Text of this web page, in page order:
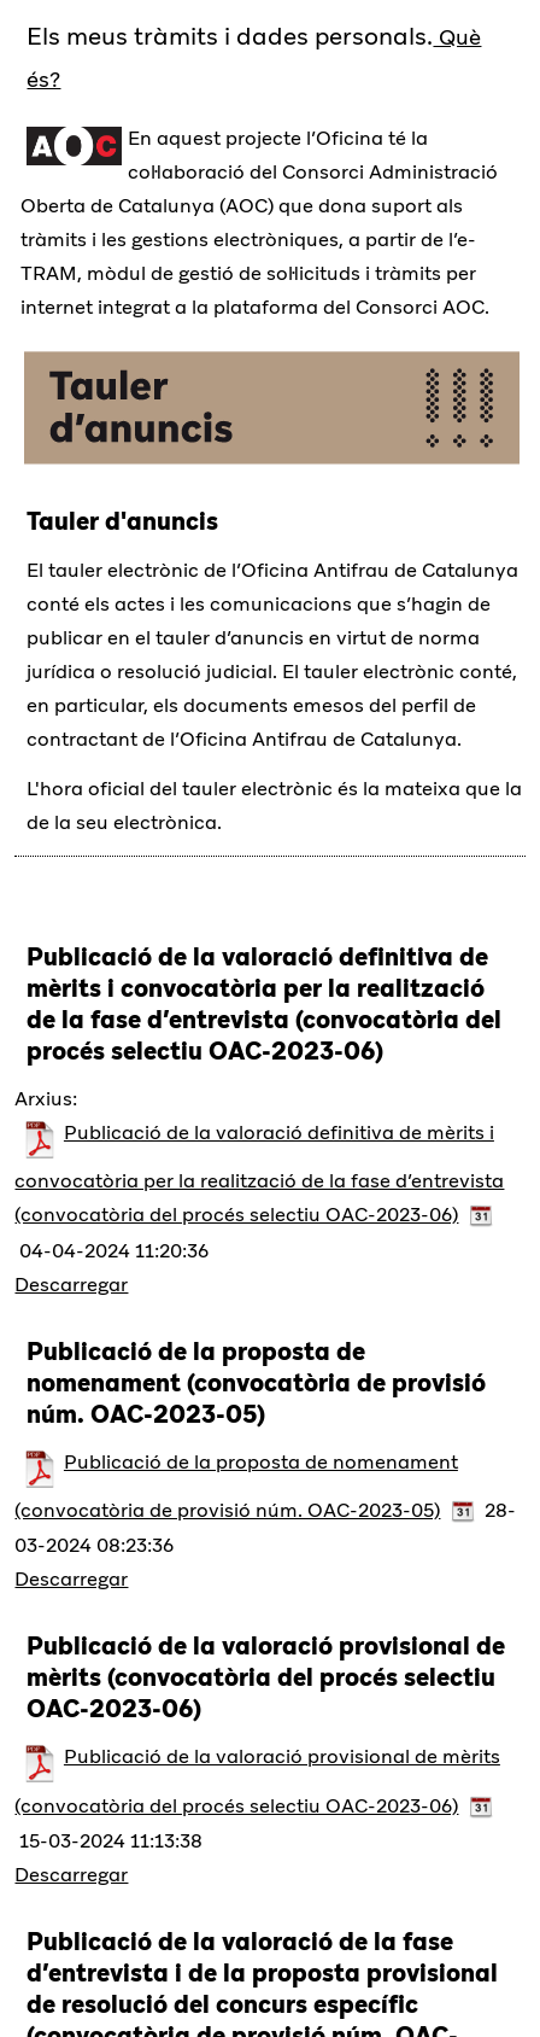
Els meus tràmits i dades personals. Què
és?
En aquest projecte l’Oficina té la
col·laboració del Consorci Administració
Oberta de Catalunya (AOC) que dona suport als
tràmits i les gestions electròniques, a partir de l’e-
TRAM, mòdul de gestió de sol·licituds i tràmits per
internet integrat a la plataforma del Consorci AOC.
Tauler d'anuncis
El tauler electrònic de l’Oficina Antifrau de Catalunya
conté els actes i les comunicacions que s’hagin de
publicar en el tauler d’anuncis en virtut de norma
jurídica o resolució judicial. El tauler electrònic conté,
en particular, els documents emesos del perfil de
contractant de l’Oficina Antifrau de Catalunya.
L'hora oficial del tauler electrònic és la mateixa que la
de la seu electrònica.
Publicació de la valoració definitiva de
mèrits i convocatòria per la realització
de la fase d’entrevista (convocatòria del
procés selectiu OAC-2023-06)
Arxius:
Publicació de la valoració definitiva de mèrits i
convocatòria per la realització de la fase d’entrevista
(convocatòria del procés selectiu OAC-2023-06)
04-04-2024 11:20:36
Descarregar
Publicació de la proposta de
nomenament (convocatòria de provisió
núm. OAC-2023-05)
Publicació de la proposta de nomenament
(convocatòria de provisió núm. OAC-2023-05)
28-
03-2024 08:23:36
Descarregar
Publicació de la valoració provisional de
mèrits (convocatòria del procés selectiu
OAC-2023-06)
Publicació de la valoració provisional de mèrits
(convocatòria del procés selectiu OAC-2023-06)
15-03-2024 11:13:38
Descarregar
Publicació de la valoració de la fase
d’entrevista i de la proposta provisional
de resolució del concurs específic